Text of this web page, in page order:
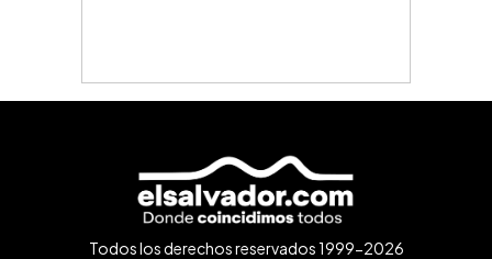
Todos los derechos reservados 1999-2026